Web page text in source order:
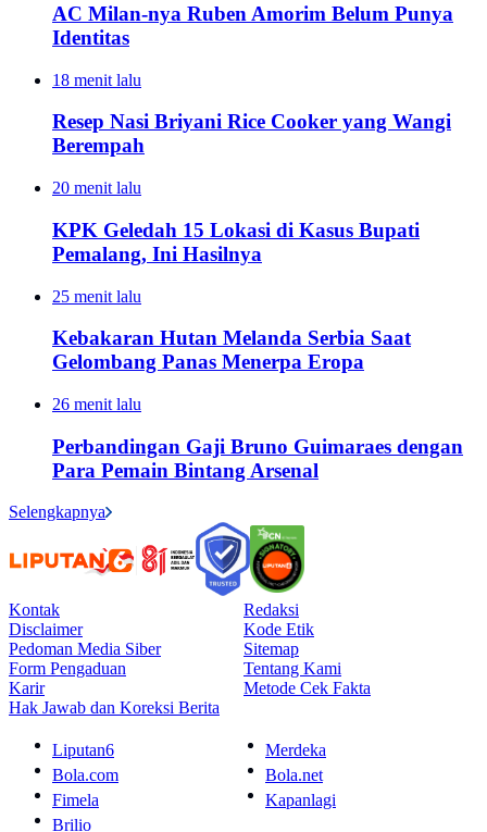
AC Milan-nya Ruben Amorim Belum Punya
Identitas
18 menit lalu
Resep Nasi Briyani Rice Cooker yang Wangi
Berempah
20 menit lalu
KPK Geledah 15 Lokasi di Kasus Bupati
Pemalang, Ini Hasilnya
25 menit lalu
Kebakaran Hutan Melanda Serbia Saat
Gelombang Panas Menerpa Eropa
26 menit lalu
Perbandingan Gaji Bruno Guimaraes dengan
Para Pemain Bintang Arsenal
Selengkapnya
Kontak
Redaksi
Disclaimer
Kode Etik
Pedoman Media Siber
Sitemap
Form Pengaduan
Tentang Kami
Karir
Metode Cek Fakta
Hak Jawab dan Koreksi Berita
Liputan6
Merdeka
Bola.com
Bola.net
Fimela
Kapanlagi
Brilio